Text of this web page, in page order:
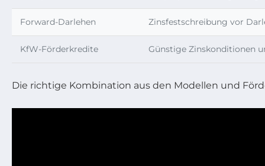
Forward-Darlehen Zinsfestschreibung vor
KfW-Förderkredite Günstige Zinskonditionen
Die richtige Kombination aus den Modellen und